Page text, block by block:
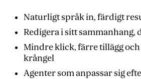
Naturligt språk in, färdigt
Redigera i sitt sammanhang,
Mindre klick, färre tillägg
krångel
Agenter som anpassar sig